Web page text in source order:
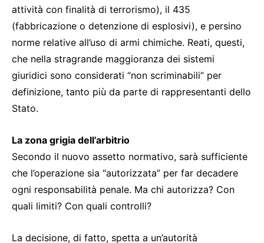
attività con finalità di terrorismo), il 435
(fabbricazione o detenzione di esplosivi), e persino
norme relative all’uso di armi chimiche. Reati, questi,
che nella stragrande maggioranza dei sistemi
giuridici sono considerati “non scriminabili” per
definizione, tanto più da parte di rappresentanti dello
Stato.
La zona grigia dell’arbitrio
Secondo il nuovo assetto normativo, sarà sufficiente
che l’operazione sia “autorizzata” per far decadere
ogni responsabilità penale. Ma chi autorizza? Con
quali limiti? Con quali controlli?
La decisione, di fatto, spetta a un’autorità